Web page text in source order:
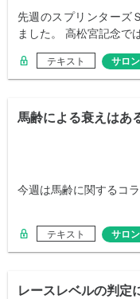
先週のスプリンターズ
ました。 高松宮記念で
テキスト サロ
馬齢による衰えはあ
今週は馬齢に関するコ
テキスト サロ
レースレベルの判定